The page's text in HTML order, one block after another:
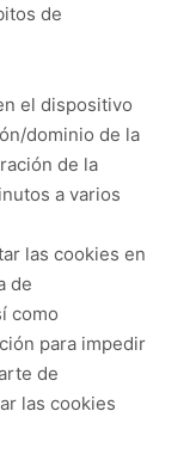
de
el dispositivo
dominio de la
de la
a varios
las cookies en
de
como
para impedir
de
las cookies